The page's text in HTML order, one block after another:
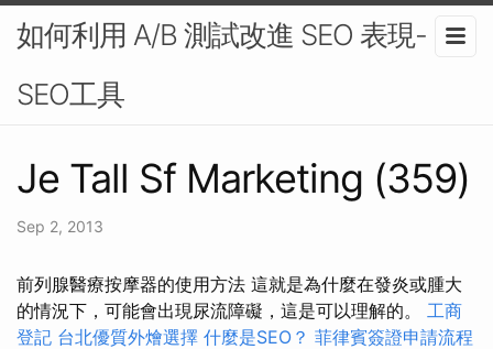
如何利用 A/B 測試改進 SEO 表現-
SEO工具
Je Tall Sf Marketing (359)
Sep 2, 2013
前列腺醫療按摩器的使用方法 這就是為什麼在發炎或腫大
的情況下，可能會出現尿流障礙，這是可以理解的。 工商
登記 台北優質外燴選擇 什麼是SEO？ 菲律賓簽證申請流程